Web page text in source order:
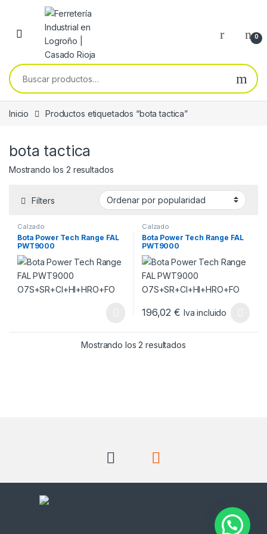
Skip to navigation
Skip to content
0
Buscar por:
Inicio Productos etiquetados “bota tactica”
bota tactica
Mostrando los 2 resultadosOrdenado por popularidad
Filters
Calzado
Bota Power Tech Range FAL
PWT9000
O7S+SR+CI+HI+HRO+FO
Calzado
Bota Power Tech Range FAL
PWT9000
O7S+SR+CI+HI+HRO+FO
196,02€ Iva incluido
Este producto tiene múltiples
Mostrando los 2 resultadosOrdenado por